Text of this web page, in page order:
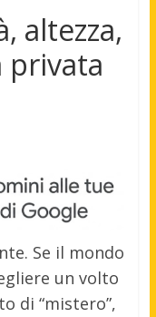
altezza,
privata
Se il mondo
un volto
di “mistero”,